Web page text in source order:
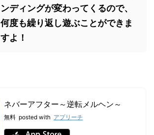
ンディングが変わってくるので、
何度も繰り返し遊ぶことができま
すよ！
ネバーアフター～逆転メルヘン～
無料 posted with アプリーチ